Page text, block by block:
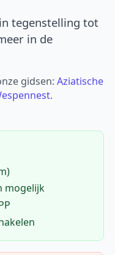
tegenstelling tot
in de
gidsen:Aziatische
.
mogelijk